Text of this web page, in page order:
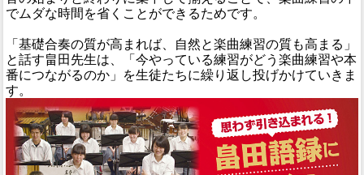
でムダな時間を省くことができるためです。
「基礎合奏の質が高まれば、自然と楽曲練習の質も高まる」
と話す畠田先生は、「今やっている練習がどう楽曲練習や本
番につながるのか」を生徒たちに繰り返し投げかけていきま
す。